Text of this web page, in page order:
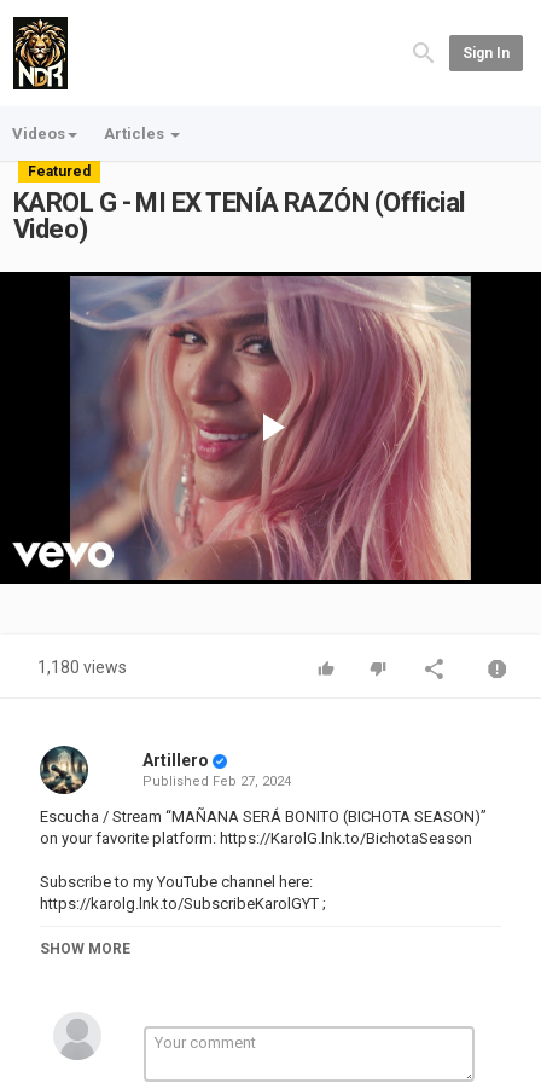
Sign In
Videos Articles
Featured
KAROL G - MI EX TENÍA RAZÓN (Official
Video)
Play
Video
1,180 views
Artillero
Published Feb 27, 2024
Escucha / Stream “MAÑANA SERÁ BONITO (BICHOTA SEASON)”
on your favorite platform: https://KarolG.lnk.to/BichotaSeason
Subscribe to my YouTube channel here:
https://karolg.lnk.to/SubscribeKarolGYT ;
Connect with KAROL G:
TikTok:https://www.tiktok.com/@karolg
Facebook:
https://www.facebook.com/KarolGOficial;
Telegram: https://t.me/karolgupdates
SHOW MORE